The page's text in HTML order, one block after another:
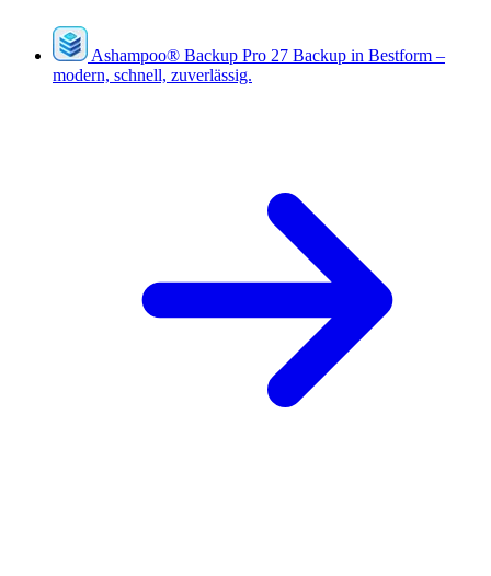
Ashampoo® Backup Pro 27 Backup in Bestform –
modern, schnell, zuverlässig.